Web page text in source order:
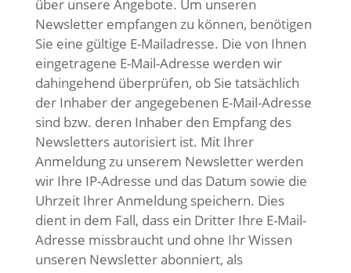
über unsere Angebote. Um unseren
Newsletter empfangen zu können, benötigen
Sie eine gültige E-Mailadresse. Die von Ihnen
eingetragene E-Mail-Adresse werden wir
dahingehend überprüfen, ob Sie tatsächlich
der Inhaber der angegebenen E-Mail-Adresse
sind bzw. deren Inhaber den Empfang des
Newsletters autorisiert ist. Mit Ihrer
Anmeldung zu unserem Newsletter werden
wir Ihre IP-Adresse und das Datum sowie die
Uhrzeit Ihrer Anmeldung speichern. Dies
dient in dem Fall, dass ein Dritter Ihre E-Mail-
Adresse missbraucht und ohne Ihr Wissen
unseren Newsletter abonniert, als